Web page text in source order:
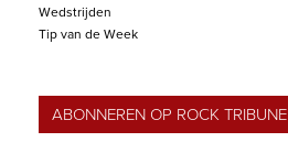
Wedstrijden
Tip van de Week
ABONNEREN OP ROCK TRIBUNE